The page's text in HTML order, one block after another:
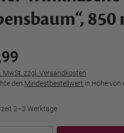
850
MwSt. zzgl. Versandkosten
den Mindestbestellwert in Höhe von
2–3 Werktage